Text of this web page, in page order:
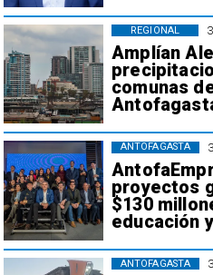
Amplían
comunas
REGIONAL
proyectos
$130
educación
ANTOFAGASTA
ANTOFAGASTA